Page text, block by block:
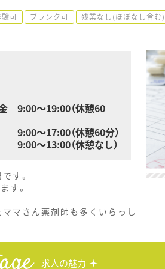
可 ブランク可 残業なし(ほぼなし含む)
9:00～19:00（休憩60
～17:00（休憩60分）
～13:00（休憩なし）
す。
す。
ママさん薬剤師も多くいらっし
求人の魅力